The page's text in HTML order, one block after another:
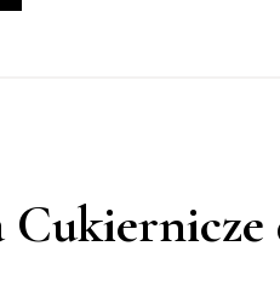
Cukiernicze